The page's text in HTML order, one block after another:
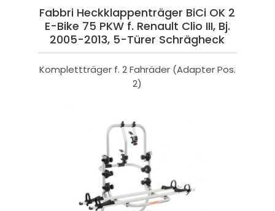
Fabbri Heckklappenträger BiCi OK 2
E-Bike 75 PKW f. Renault Clio III, Bj.
2005-2013, 5-Türer Schrägheck
Komplettträger f. 2 Fahräder (Adapter Pos.
2)